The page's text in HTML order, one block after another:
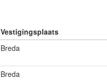
Vestigingsplaats
Breda
Breda